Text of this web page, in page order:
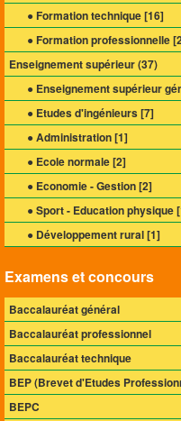
● Formation technique [16]
● Formation professionnelle [
Enseignement supérieur (37)
● Enseignement supérieur
● Etudes d'ingénieurs [7]
● Administration [1]
● Ecole normale [2]
● Economie - Gestion [2]
● Sport - Education physique [
● Développement rural [1]
Examens et concours
Baccalauréat général
Baccalauréat professionnel
Baccalauréat technique
BEP (Brevet d'Etudes
BEPC